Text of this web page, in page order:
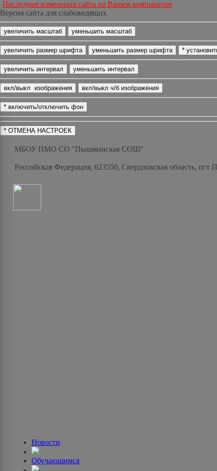
Последние изменения сайта на Вашем компьютере
Версия сайта для слабовидящих
МБОУ ПМО СО "Пышминская СОШ"
Российская Федерация, 623550, Свердловская область,
Новости
Обучающимся